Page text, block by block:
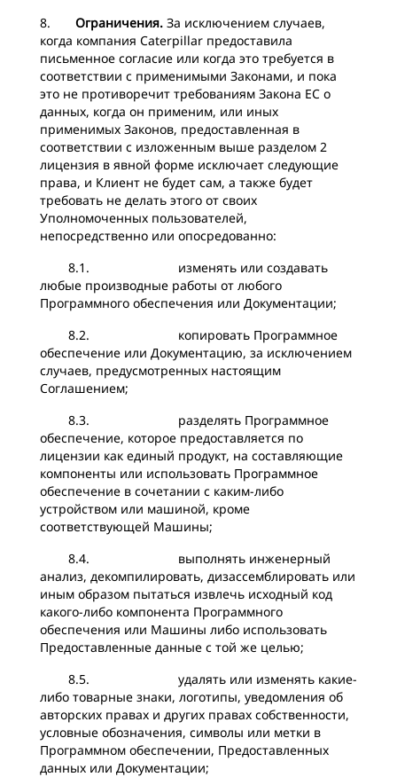
8. Ограничения. За исключением случаев,
когда компания Caterpillar предоставила
письменное согласие или когда это требуется в
соответствии с применимыми Законами, и пока
это не противоречит требованиям Закона ЕС о
данных, когда он применим, или иных
применимых Законов, предоставленная в
соответствии с изложенным выше разделом 2
лицензия в явной форме исключает следующие
права, и Клиент не будет сам, а также будет
требовать не делать этого от своих
Уполномоченных пользователей,
непосредственно или опосредованно:
8.1. изменять или создавать
любые производные работы от любого
Программного обеспечения или Документации;
8.2. копировать Программное
обеспечение или Документацию, за исключением
случаев, предусмотренных настоящим
Соглашением;
8.3. разделять Программное
обеспечение, которое предоставляется по
лицензии как единый продукт, на составляющие
компоненты или использовать Программное
обеспечение в сочетании с каким-либо
устройством или машиной, кроме
соответствующей Машины;
8.4. выполнять инженерный
анализ, декомпилировать, дизассемблировать или
иным образом пытаться извлечь исходный код
какого-либо компонента Программного
обеспечения или Машины либо использовать
Предоставленные данные с той же целью;
8.5. удалять или изменять какие-
либо товарные знаки, логотипы, уведомления об
авторских правах и других правах собственности,
условные обозначения, символы или метки в
Программном обеспечении, Предоставленных
данных или Документации;